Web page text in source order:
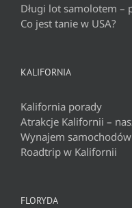
Długi lot samolotem –
Co jest tanie w USA?
KALIFORNIA
Kalifornia porady
Atrakcje Kalifornii –
Wynajem
Roadtrip w Kalifornii
FLORYDA